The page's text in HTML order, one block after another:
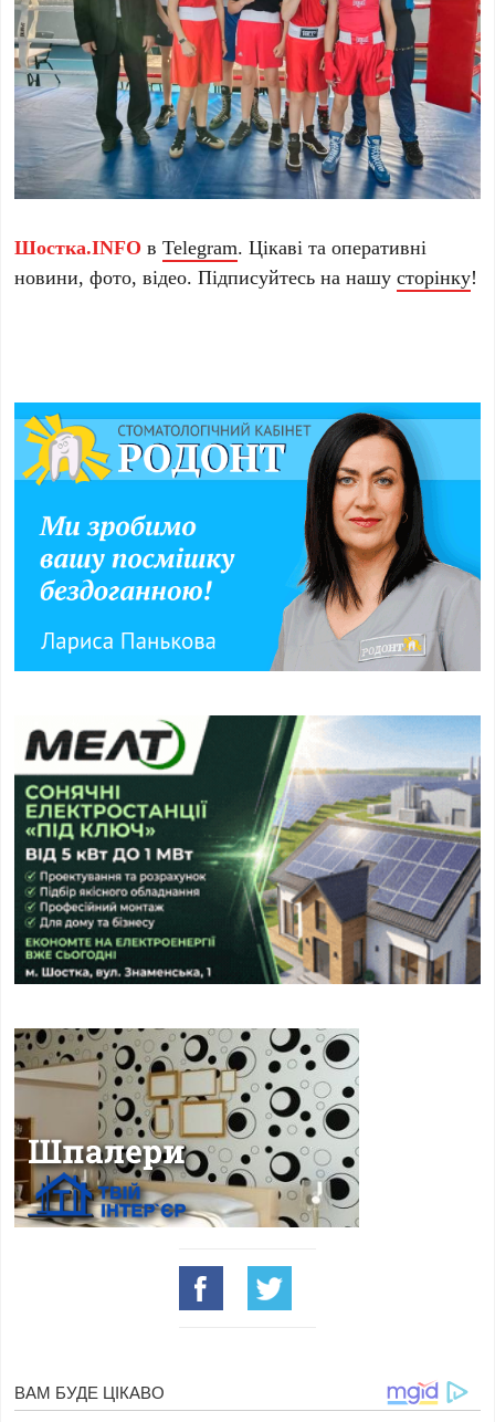
Шостка.INFO вTelegram. Цікаві та оперативні
новини, фото, відео. Підписуйтесь на нашусторінку!